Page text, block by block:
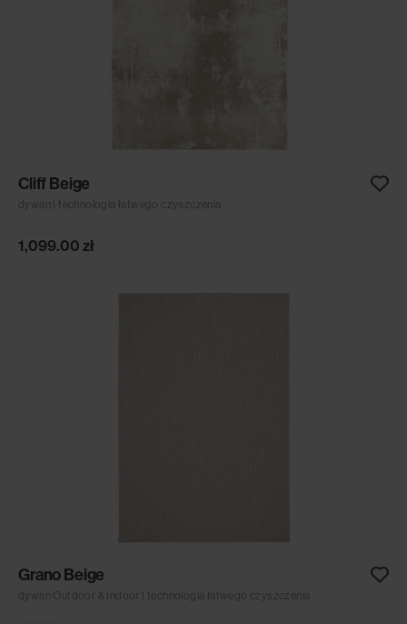
Cliff Beige
dywan | technologia łatwego czyszczenia
1,099.00 zł
Grano Beige
dywan Outdoor & Indoor | technologia łatwego czyszczenia